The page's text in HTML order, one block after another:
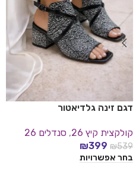
דגם זינה גלדיאטור
קולקצית קיץ 26 , סנדלים 26
₪539
₪399
בחר אפשרויות